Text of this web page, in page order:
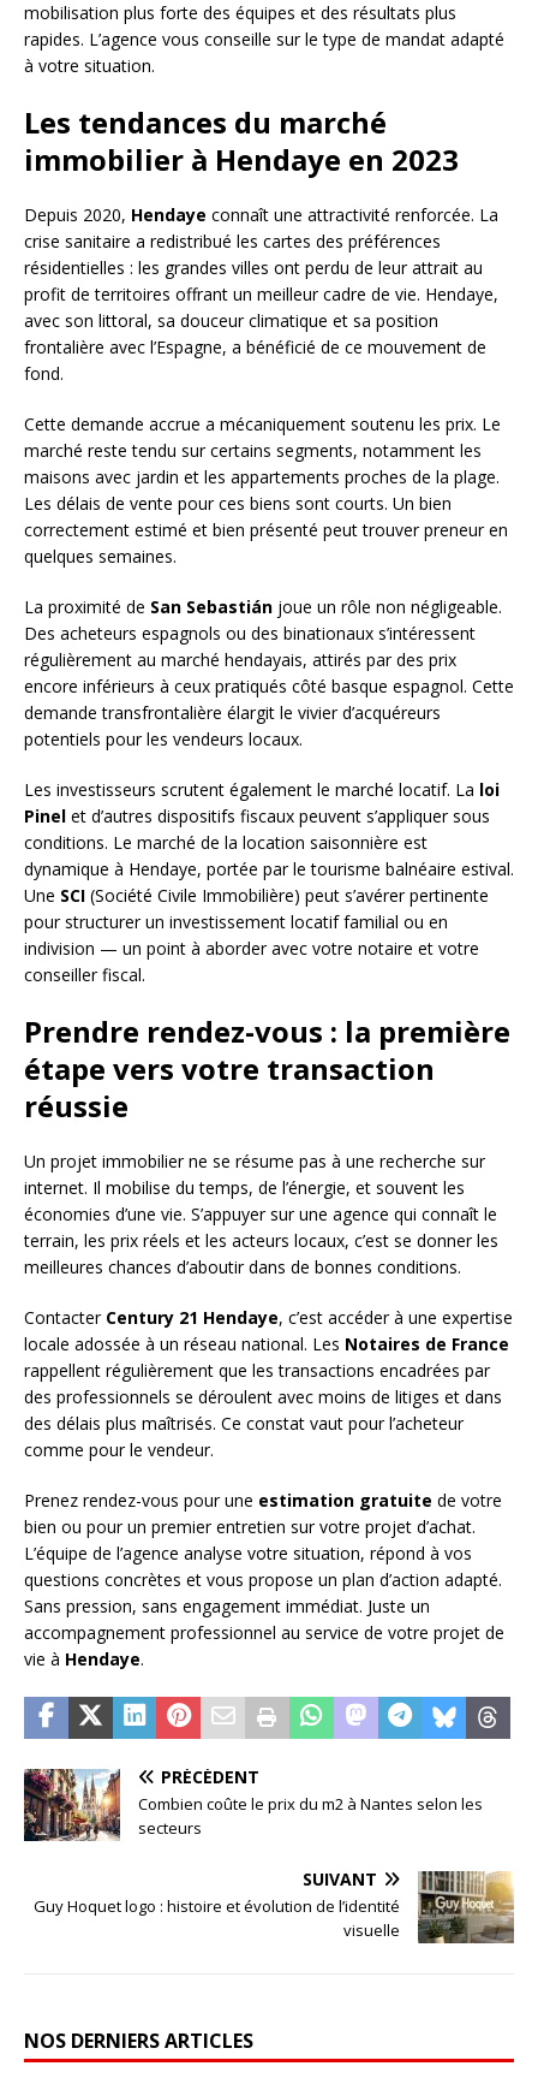
mobilisation plus forte des équipes et des résultats plus
rapides. L’agence vous conseille sur le type de mandat adapté
à votre situation.
Les tendances du marché
immobilier à Hendaye en 2023
Depuis 2020, Hendaye connaît une attractivité renforcée. La
crise sanitaire a redistribué les cartes des préférences
résidentielles : les grandes villes ont perdu de leur attrait au
profit de territoires offrant un meilleur cadre de vie. Hendaye,
avec son littoral, sa douceur climatique et sa position
frontalière avec l’Espagne, a bénéficié de ce mouvement de
fond.
Cette demande accrue a mécaniquement soutenu les prix. Le
marché reste tendu sur certains segments, notamment les
maisons avec jardin et les appartements proches de la plage.
Les délais de vente pour ces biens sont courts. Un bien
correctement estimé et bien présenté peut trouver preneur en
quelques semaines.
La proximité de San Sebastián joue un rôle non négligeable.
Des acheteurs espagnols ou des binationaux s’intéressent
régulièrement au marché hendayais, attirés par des prix
encore inférieurs à ceux pratiqués côté basque espagnol. Cette
demande transfrontalière élargit le vivier d’acquéreurs
potentiels pour les vendeurs locaux.
Les investisseurs scrutent également le marché locatif. La loi
Pinel et d’autres dispositifs fiscaux peuvent s’appliquer sous
conditions. Le marché de la location saisonnière est
dynamique à Hendaye, portée par le tourisme balnéaire estival.
Une SCI (Société Civile Immobilière) peut s’avérer pertinente
pour structurer un investissement locatif familial ou en
indivision — un point à aborder avec votre notaire et votre
conseiller fiscal.
Prendre rendez-vous : la première
étape vers votre transaction
réussie
Un projet immobilier ne se résume pas à une recherche sur
internet. Il mobilise du temps, de l’énergie, et souvent les
économies d’une vie. S’appuyer sur une agence qui connaît le
terrain, les prix réels et les acteurs locaux, c’est se donner les
meilleures chances d’aboutir dans de bonnes conditions.
Contacter Century 21 Hendaye, c’est accéder à une expertise
locale adossée à un réseau national. Les Notaires de France
rappellent régulièrement que les transactions encadrées par
des professionnels se déroulent avec moins de litiges et dans
des délais plus maîtrisés. Ce constat vaut pour l’acheteur
comme pour le vendeur.
Prenez rendez-vous pour une estimation gratuite de votre
bien ou pour un premier entretien sur votre projet d’achat.
L’équipe de l’agence analyse votre situation, répond à vos
questions concrètes et vous propose un plan d’action adapté.
Sans pression, sans engagement immédiat. Juste un
accompagnement professionnel au service de votre projet de
vie à Hendaye.
PRÉCÉDENT
Combien coûte le prix du m2 à Nantes selon les
secteurs
SUIVANT
Guy Hoquet logo : histoire et évolution de l’identité
visuelle
NOS DERNIERS ARTICLES